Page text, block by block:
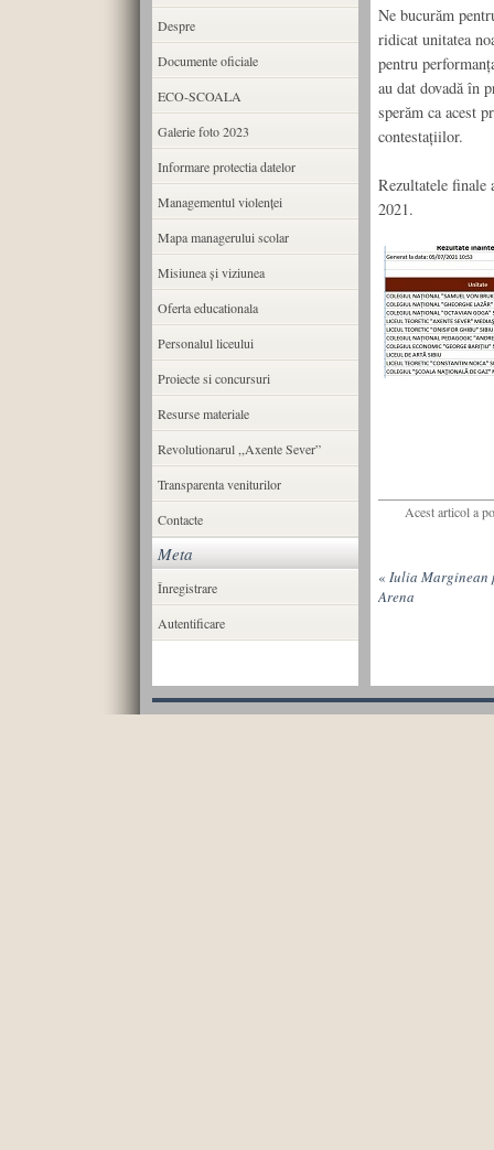
Ne bucurăm
ridicat unitatea
pentru
au dat dovadă în
sperăm ca acest
contestațiilor.
Rezultatele finale
2021.
Acest articol a
« Iulia Marginean
Arena
Despre
Documente oficiale
ECO-SCOALA
Galerie foto 2023
Informare protectia datelor
Managementul violenței
Mapa managerului scolar
Misiunea şi viziunea
Oferta educationala
Personalul liceului
Proiecte si concursuri
Resurse materiale
Revolutionarul ,,Axente Sever”
Transparenta veniturilor
Contacte
Meta
Înregistrare
Autentificare